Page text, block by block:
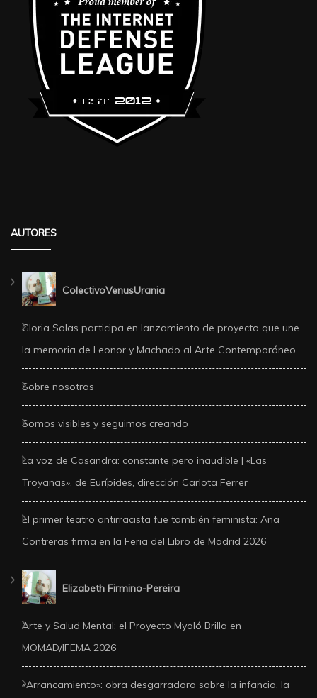
AUTORES
ColectivoVenusUrania
Gloria Solas participa en lanzamiento de proyecto que une
la memoria de Leonor y Machado al Arte Contemporáneo
Sobre nosotras
Somos visibles y seguimos creando
La voz de Casandra: constante pero inaudible | «Las
Troyanas», de Eurípides, dirección Carlota Ferrer
El primer teatro antirracista fue también feminista: Ana
Contreras firma en la Feria del Libro de Madrid 2026
Elizabeth Firmino-Pereira
Arte y Salud Mental: el Proyecto Myaló Brilla en
MOMAD/IFEMA 2026
«Arrancamiento»: obra desgarradora sobre la infancia, la